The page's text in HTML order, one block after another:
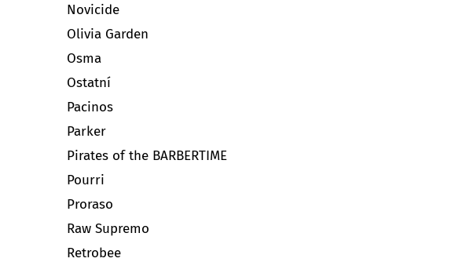
Novicide
Olivia Garden
Osma
Ostatní
Pacinos
Parker
Pirates of the BARBERTIME
Pourri
Proraso
Raw Supremo
Retrobee